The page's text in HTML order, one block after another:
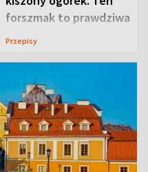
forszmak to prawdziwa
uczta
Przepisy